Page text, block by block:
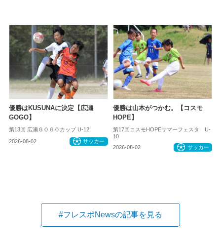
優勝はKUSUNAに決定【広瀬
GOGO】
第13回 広瀬ＧＯＧＯカップ U-12
2026-08-02 サッカー
優勝は山本がつかむ。【コスモ
HOPE】
第17回コスモHOPEサマーフェスタ U-
10
2026-08-02
サッカー
#フレスポNewsの記事を見る